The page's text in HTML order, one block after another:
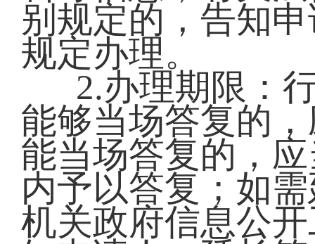
别规定的，告知
规定办理。
2.办理期限：
能够当场答复的
能当场答复的，
内予以答复；如
机关政府信息公